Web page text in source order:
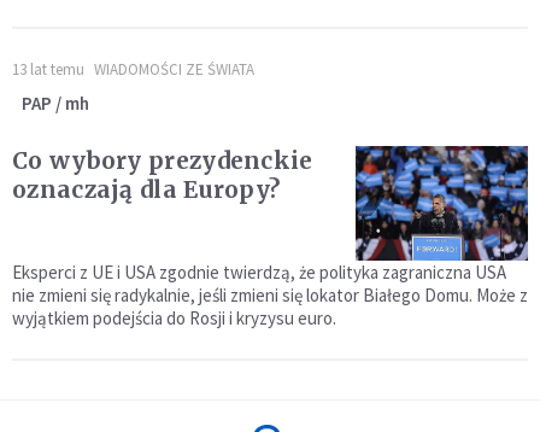
13 lat temu WIADOMOŚCI ZE ŚWIATA
PAP / mh
Co wybory prezydenckie
oznaczają dla Europy?
Eksperci z UE i USA zgodnie twierdzą, że polityka zagraniczna USA
nie zmieni się radykalnie, jeśli zmieni się lokator Białego Domu. Może z
wyjątkiem podejścia do Rosji i kryzysu euro.